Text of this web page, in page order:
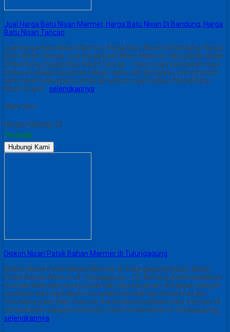
Jual Harga Batu Nisan Marmer, Harga Batu Nisan Di Bandung, Harga
Batu Nisan Tancap
Jual Harga Batu Nisan Marmer, Harga Batu Nisan Di Bandung, Harga
Batu Nisan Tancap Jual Harga Batu Nisan Marmer, Harga Batu Nisan
Di Bandung, Harga Batu Nisan Tancap – Batu nisan yang akan saya
bahas ini adalah pesanan bapak raden dari Bengkulu, ia memesan
batu nisan buku granit untuk almarhum ayah beliau. Model Batu
Nisan Granit… selengkapnya
Share This :
Harga Hubungi CS
Tersedia
Hubungi Kami
Diskon Nisan Patok Bahan Marmer di Tulungagung
Diskon Nisan Patok Bahan Marmer di Tulungagung Diskon Nisan
Patok Bahan Marmer di Tulungagung – UD. Bintang Antik Sejahtera
menjual berbagai jenis produk dan juga kerajinan. Kerajinan yang di
pasarkan dan juga dijual merupakan produk dari bahan batuan.
Terutama yaitu batu marmer, karena ketersediaan batu marmer di
tempat kami sangat melimpah. Kami berlokasikan di Tulungagung,…
selengkapnya